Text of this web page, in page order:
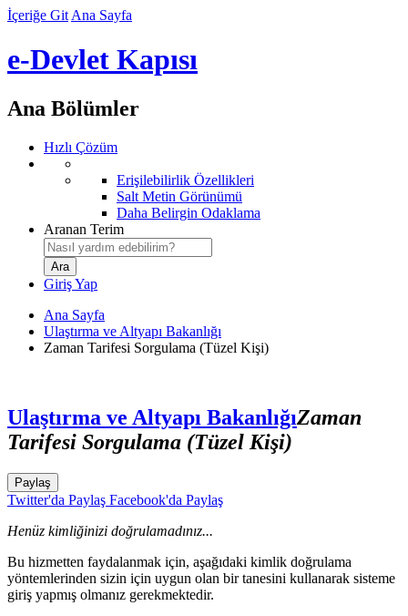
İçeriğe Git Ana Sayfa
e-Devlet Kapısı
Ana Bölümler
Hızlı Çözüm
Erişilebilirlik Özellikleri
Salt Metin Görünümü
Daha Belirgin Odaklama
Aranan Terim
Giriş Yap
Ana Sayfa
Ulaştırma ve Altyapı Bakanlığı
Zaman Tarifesi Sorgulama (Tüzel Kişi)
Ulaştırma ve Altyapı BakanlığıZaman
Tarifesi Sorgulama (Tüzel Kişi)
Paylaş
Twitter'da Paylaş Facebook'da Paylaş
Henüz kimliğinizi doğrulamadınız...
Bu hizmetten faydalanmak için, aşağıdaki kimlik doğrulama
yöntemlerinden sizin için uygun olan bir tanesini kullanarak sisteme
giriş yapmış olmanız gerekmektedir.